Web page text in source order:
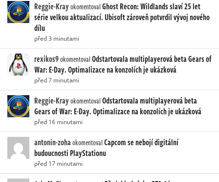
Reggie-KrayokomentovalGhost Recon: Wildlands slaví 25 let
série velkou aktualizací. Ubisoft zároveň potvrdil vývoj nového
dílu
před 3 minutami
rexikos9okomentovalOdstartovala multiplayerová beta Gears of
War: E-Day. Optimalizace na konzolích je ukázková
před 7 minutami
Reggie-KrayokomentovalOdstartovala multiplayerová beta
Gears of War: E-Day. Optimalizace na konzolích je ukázková
před 16 minutami
antonin-zohaokomentovalCapcom se nebojí digitální
budoucnosti PlayStationu
před 17 minutami